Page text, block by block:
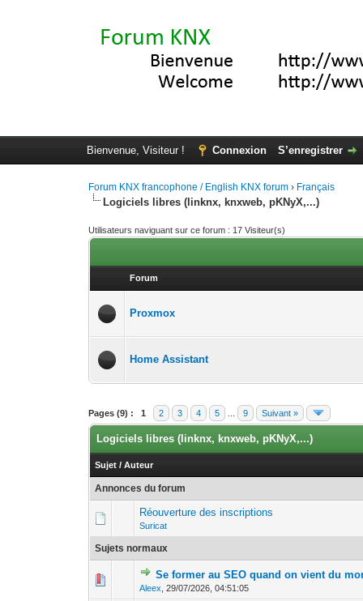
Bienvenue, Visiteur ! Connexion S’enregistrer
Forum KNX francophone / English KNX forum › Français
Logiciels libres (linknx, knxweb, pKNyX,...)
Utilisateurs naviguant sur ce forum : 17 Visiteur(s)
Forum
Proxmox
Home Assistant
Pages (9) : 1 2 3 4 5 9 Suivant »
Logiciels libres (linknx, knxweb, pKNyX,...)
Sujet /Auteur
Annonces du forum
Réouverture des inscriptions
Suricat
Sujets normaux
Se former au SEO quand on vient du
Aleex ,29/07/2026, 04:51:05
0 Votes - 0 sur 512